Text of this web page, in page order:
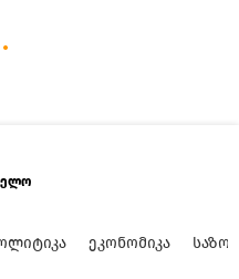
ᲔᲙᲝᲜᲝᲛᲘᲙᲐ